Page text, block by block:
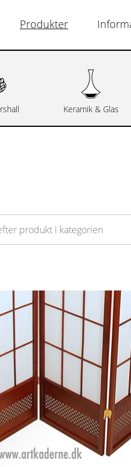
Produkter
Keramik & Glas